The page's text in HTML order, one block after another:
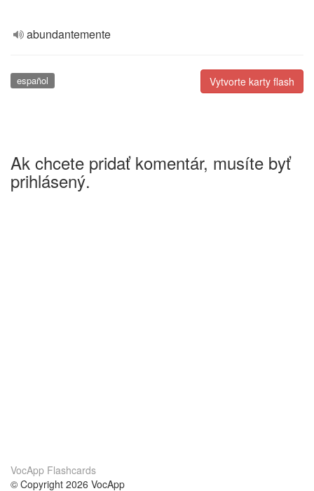
abundantemente
Vytvorte karty flash
español
Ak chcete pridať komentár, musíte byť
prihlásený.
VocApp Flashcards
© Copyright 2026 VocApp